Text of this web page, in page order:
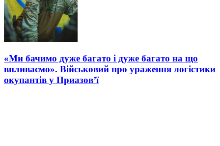
«Ми бачимо дуже багато і дуже багато на що
впливаємо». Військовий про ураження логістики
окупантів у Приазов’ї